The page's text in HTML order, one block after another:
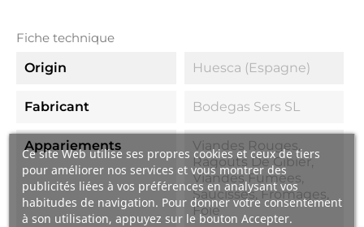
Ce site Web utilise ses propres cookies et ceux de tiers
pour améliorer nos services et vous montrer des
publicités liées à vos préférences en analysant vos
habitudes de navigation. Pour donner votre consentement
à son utilisation, appuyez sur le bouton Accepter.
Fiche technique
Origin
Huesca (Espagne)
Fabricant Bodegas Sers SL
Appariements
Viandes Rouges,
Ragoûts De Gibier,
Viandes Fumées,
Saucisses, Fromages,
Foie